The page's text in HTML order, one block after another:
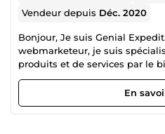
Vendeur depuis Déc. 2020
Bonjour, Je suis Genial
webmarketeur, je suis
produits et de services par le
tels que les sites Web, les
les moteurs de recherche.
approfondie des dernières
En